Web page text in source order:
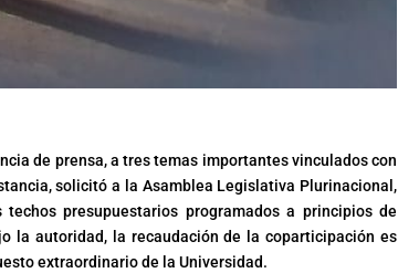
de prensa, a tres temas importantes vinculados con
solicitó a la Asamblea Legislativa Plurinacional,
presupuestarios programados a principios de
la autoridad, la recaudación de la coparticipación es
extraordinario de la Universidad.